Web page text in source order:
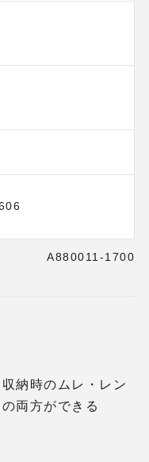
A880011-1700
納時のムレ・レン
両方ができる